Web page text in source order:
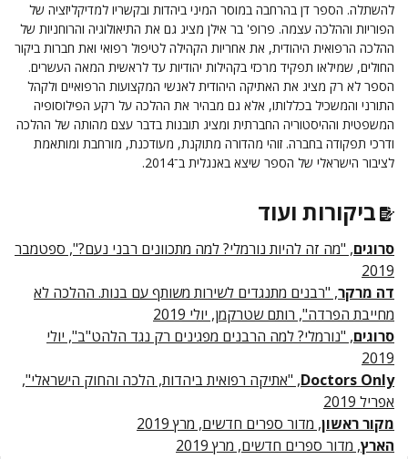
להשתלה. הספר דן בהרחבה במוסר המיני ביהדות ובקשריו למדיקליזציה של
הפוריות וההלכה עצמה. פרופ' בר אילן מציג גם את התיאולוגיה והרוחניות של
ההלכה הרפואית היהודית, את אחריות הקהילה לטיפול רפואי ואת חברות ביקור
החולים, שמילאו תפקיד מרכזי בקהילות יהודיות עד לראשית המאה העשרים.
הספר לא רק מציג את האתיקה היהודית לאנשי המקצועות הרפואיים ולקהל
התורני והמשכיל בכללותו, אלא גם מבהיר את ההלכה על רקע הפילוסופיה
המשפטית וההיסטוריה החברתית ומציג תובנות בדבר עצם מהותה של ההלכה
ודרכי תפקודה בחברה. זוהי מהדורה מתוקנת, מעודכנת, מורחבת ומותאמת
לציבור הישראלי של הספר שיצא באנגלית ב־2014.
ביקורות ועוד
סרוגים, "מה זה להיות נורמלי? למה מתכוונים רבני נעם?", ספטמבר
2019
דה מרקר, "רבנים מתנגדים לשירות משותף עם בנות. ההלכה לא
מחייבת הפרדה", רותם שטרקמן, יולי 2019
סרוגים, "נורמלי? למה הרבנים מפגינים רק נגד הלהט"ב", יולי
2019
Doctors Only, "אתיקה רפואית ביהדות, הלכה והחוק הישראלי",
אפריל 2019
מקור ראשון, מדור ספרים חדשים, מרץ 2019
הארץ, מדור ספרים חדשים, מרץ 2019